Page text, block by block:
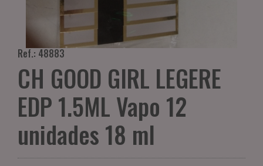
Ref.: 48883
CH GOOD GIRL LEGERE
EDP 1.5ML Vapo 12
unidades 18 ml